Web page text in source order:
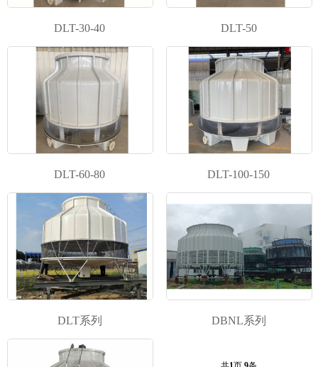
DLT-30-40 DLT-50
DLT-60-80 DLT-100-150
DLT系列 DBNL系列